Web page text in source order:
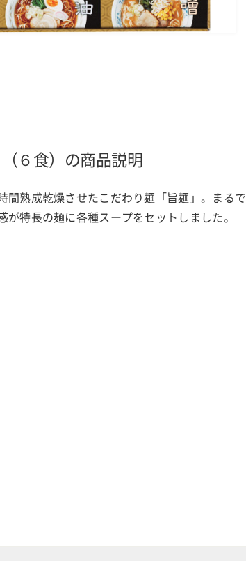
６食）の商品説明
間熟成乾燥させたこだわり麺「旨麺」。まるで
が特長の麺に各種スープをセットしました。